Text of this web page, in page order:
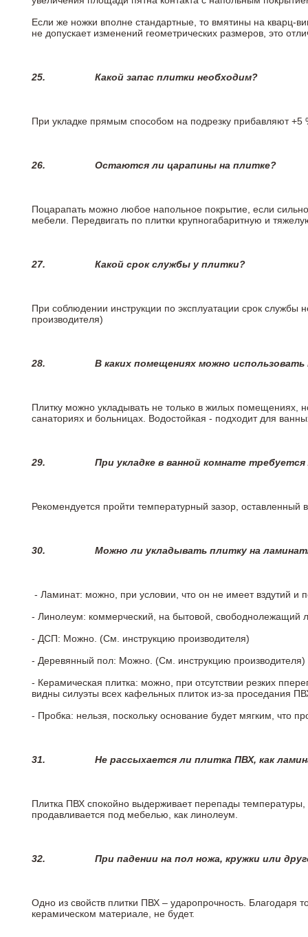
Если же ножки вполне стандартные, то вмятины на кварц-
не допускает изменений геометрических размеров, это
25. Какой запас плитки необходим?
При укладке прямым способом на подрезку прибавляют +5
26. Остаются ли царапины на плитке?
Поцарапать можно любое напольное покрытие, если
мебели. Передвигать по плитки крупногабаритную и
27. Какой срок службы у плитки?
При соблюдении инструкции по эксплуатации срок
производителя)
28. В каких помещениях можно
Плитку можно укладывать не только в жилых помещениях,
санаториях и больницах. Водостойкая - подходит для
29. При укладке в ванной комнате
Рекомендуется пройти температурный зазор,
30. Можно ли укладывать плитку на
- Ламинат: можно, при условии, что он не имеет вздутий
- Линолеум: коммерческий, на бытовой, свободнолежащий
- ДСП: Можно. (См. инструкцию производителя)
- Деревянный пол: Можно. (См. инструкцию производителя)
- Керамическая плитка: можно, при отсутствии резких
видны силуэты всех кафельных плиток из-за проседания
- Пробка: нельзя, поскольку основание будет мягким, что
31. Не рассыхается ли плитка ПВХ, как
Плитка ПВХ спокойно выдерживает перепады температуры,
продавливается под мебелью, как линолеум.
32. При падении на пол ножа, кружки или
Одно из свойств плитки ПВХ – ударопрочность. Благодаря
керамическом материале, не будет.